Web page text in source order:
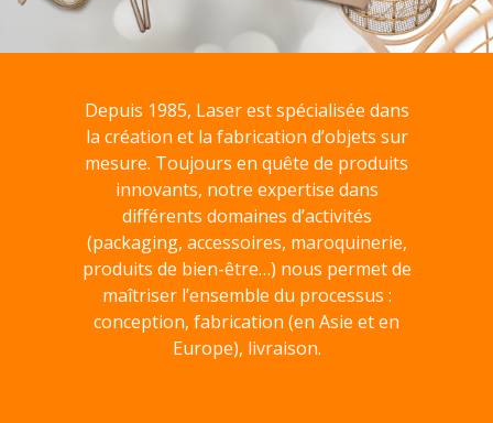
Depuis 1985, Laser est spécialisée dans
la création et la fabrication d’objets sur
mesure. Toujours en quête de produits
innovants, notre expertise dans
différents domaines d’activités
(packaging, accessoires, maroquinerie,
produits de bien-être…) nous permet de
maîtriser l’ensemble du processus :
conception, fabrication (en Asie et en
Europe), livraison.